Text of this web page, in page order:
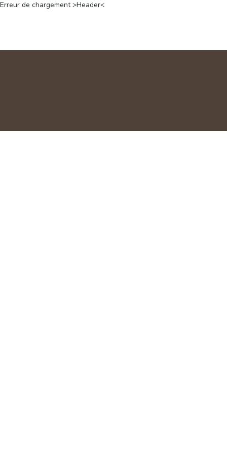
Erreur de chargement >Header<